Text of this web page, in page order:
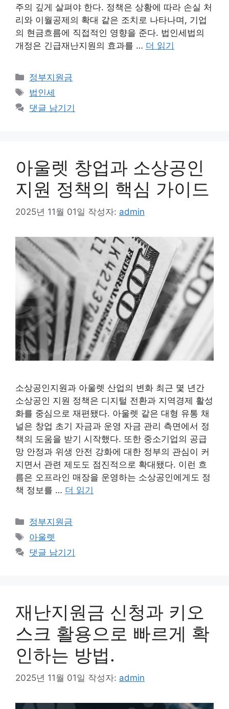
주의 깊게 살펴야 한다. 정책은 상황에 따라 손실 처
리와 이월공제의 확대 같은 조치로 나타나며, 기업
의 현금흐름에 직접적인 영향을 준다. 법인세법의
개정은 긴급재난지원의 효과를 … 더 읽기
카
테
리
정부지원금
태
그
법인세
댓글 남기기
아울렛 창업과 소상공인
지원 정책의 핵심 가이드
2025년 11월 01일 작성자: admin
소상공인지원과 아울렛 산업의 변화 최근 몇 년간
소상공인 지원 정책은 디지털 전환과 지역경제 활성
화를 중심으로 재편됐다. 아울렛 같은 대형 유통 채
널은 창업 초기 자금과 운영 자금 관리 측면에서 정
책의 도움을 받기 시작했다. 또한 중소기업의 공급
망 안정과 위생 안전 강화에 대한 정부의 관심이 커
지면서 관련 제도도 점진적으로 확대됐다. 이런 흐
름은 오프라인 매장을 운영하는 소상공인에게도 정
책 정보를 … 더 읽기
카
테
리
정부지원금
태
그
아울렛
댓글 남기기
재난지원금 신청과 키오
스크 활용으로 빠르게 확
인하는 방법.
2025년 11월 01일 작성자: admin